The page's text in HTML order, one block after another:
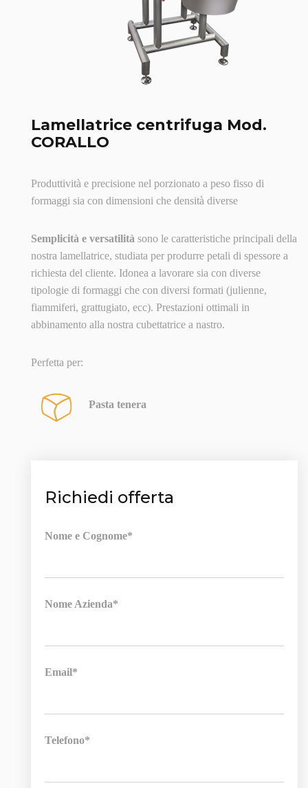
Lamellatrice centrifuga Mod.
CORALLO
Produttività e precisione nel porzionato a peso fisso di
formaggi sia con dimensioni che densità diverse
Semplicità e versatilità sono le caratteristiche principali della
nostra lamellatrice, studiata per produrre petali di spessore a
richiesta del cliente. Idonea a lavorare sia con diverse
tipologie di formaggi che con diversi formati (julienne,
fiammiferi, grattugiato, ecc). Prestazioni ottimali in
abbinamento alla nostra cubettatrice a nastro.
Perfetta per:
Pasta tenera
Richiedi offerta
Nome e Cognome*
Nome Azienda*
Email*
Telefono*